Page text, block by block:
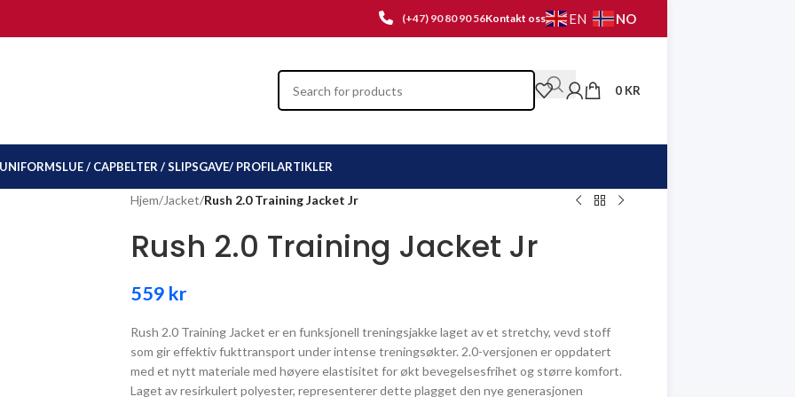
(+47) 90 80 90 56Kontakt oss EN NO
0 KR
UNIFORMSLUE / CAPBELTER / SLIPSGAVE/ PROFILARTIKLER
Hjem/Jacket/Rush 2.0 Training Jacket Jr
Rush 2.0 Training Jacket Jr
559 kr
Rush 2.0 Training Jacket er en funksjonell treningsjakke laget av et stretchy, vevd stoff
som gir effektiv fukttransport under intense treningsøkter. 2.0-versjonen er oppdatert
med et nytt materiale med høyere elastisitet for økt bevegelsesfrihet og større komfort.
Laget av resirkulert polyester, representerer dette plagget den nye generasjonen